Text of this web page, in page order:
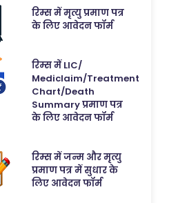
रिम्स में मृत्यु प्रमाण पत्र
के लिए आवेदन फॉर्म
रिम्स में LIC/
Mediclaim/Treatment
Chart/Death
Summary प्रमाण पत्र
के लिए आवेदन फॉर्म
रिम्स में जन्म और मृत्यु
प्रमाण पत्र में सुधार के
लिए आवेदन फॉर्म